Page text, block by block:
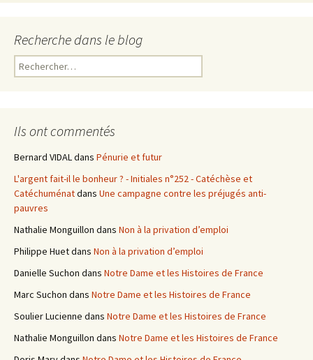
Recherche dans le blog
R
e
r
h
e
r
Ils ont commentés
Bernard VIDALdans Pénurie et futur
L'argent fait-il le bonheur ? - Initiales n°252 - Catéchèse et
Catéchuménatdans Une campagne contre les préjugés anti-
pauvres
Nathalie Monguillon dans Non à la privation d’emploi
Philippe Huetdans Non à la privation d’emploi
Danielle Suchon dans Notre Dame et les Histoires de France
Marc Suchon dans Notre Dame et les Histoires de France
Soulier Lucienne dans Notre Dame et les Histoires de France
Nathalie Monguillon dans Notre Dame et les Histoires de France